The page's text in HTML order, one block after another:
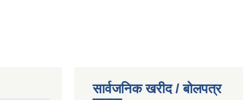
सार्वजनिक खरीद / बोलपत्र